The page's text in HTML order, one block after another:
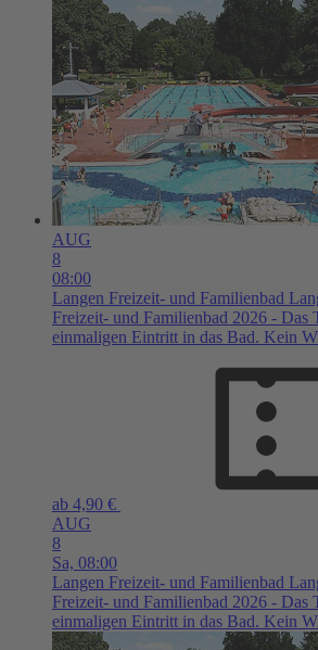
AUG
8
08:00
Langen Freizeit- und Familienbad
Freizeit- und Familienbad 2026 - Das
einmaligen Eintritt in das Bad. Kein
ab 4,90 €
AUG
8
Sa, 08:00
Langen Freizeit- und Familienbad
Freizeit- und Familienbad 2026 - Das
einmaligen Eintritt in das Bad. Kein